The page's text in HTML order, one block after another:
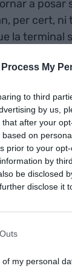
Process My
to third
by us,
after your
on
prior to your
by
be disclosed
disclose it
my personal
a posar
per cert, ni
la terminal
és
és un
de
El que
l’entrellat
coses, que
gestor
que
d’euros a
gairebé
per
milions